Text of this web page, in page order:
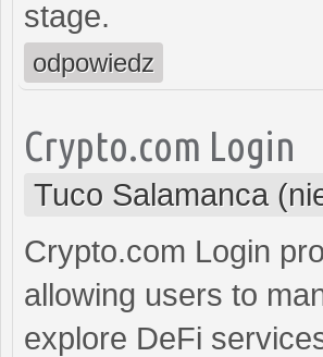
stage.
odpowiedz
Crypto.com Login
Tuco Salamanca
Crypto.com Login
allowing users to
explore DeFi